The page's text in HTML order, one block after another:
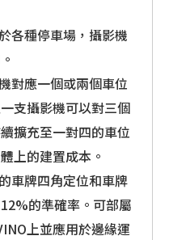
各種停車場，攝影機
對應一個或兩個車位
支攝影機可以對三個
擴充至一對四的車位
上的建置成本。
車牌四角定位和車牌
的準確率。可部屬
上並應用於邊緣運